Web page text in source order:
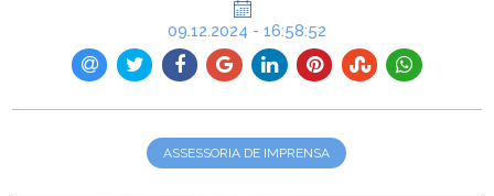
09.12.2024 - 16:58:52
ASSESSORIA DE IMPRENSA